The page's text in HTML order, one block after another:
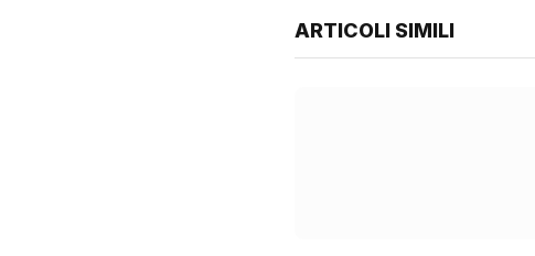
ARTICOLI SIMILI